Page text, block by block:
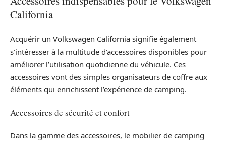
California
Acquérir un Volkswagen California signifie également
s’intéresser à la multitude d’accessoires disponibles pour
améliorer l’utilisation quotidienne du véhicule. Ces
accessoires vont des simples organisateurs de coffre aux
éléments qui enrichissent l’expérience de camping.
Accessoires de sécurité et confort
Dans la gamme des accessoires, le mobilier de camping